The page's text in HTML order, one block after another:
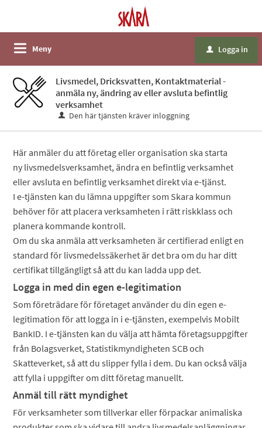
Meny u Logga in
Livsmedel, Dricksvatten, Kontaktmaterial -
anmäla ny, ändring av eller avsluta befintlig
verksamhet
Den här tjänsten kräver inloggning
Här anmäler du att företag eller organisation ska starta
ny livsmedelsverksamhet, ändra en befintlig verksamhet
eller avsluta en befintlig verksamhet direkt via e-tjänst.
I e-tjänsten kan du lämna uppgifter som Skara kommun
behöver för att placera verksamheten i rätt riskklass och
planera kommande kontroll.
Om du ska anmäla att verksamheten är certifierad enligt en
standard för livsmedelssäkerhet är det bra om du har ditt
certifikat tillgängligt så att du kan ladda upp det.​
Logga in med din egen e-legitimation
Som företrädare för företaget använder du din egen e-
legitimation för att logga in i e-tjänsten, exempelvis Mobilt
BankID. I e-tjänsten kan du välja att hämta företagsuppgifter
från Bolagsverket, Statistikmyndigheten SCB och
Skatteverket, så att du slipper fylla i dem. Du kan också välja
att fylla i uppgifter om ditt företag manuellt.
Anmäl till rätt myndighet
För verksamheter som tillverkar eller förpackar animaliska